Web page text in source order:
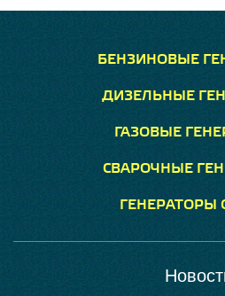
БЕНЗИНОВЫЕ
ДИЗЕЛЬНЫЕ
ГАЗОВЫЕ
СВАРОЧНЫЕ
ГЕНЕРАТОРЫ